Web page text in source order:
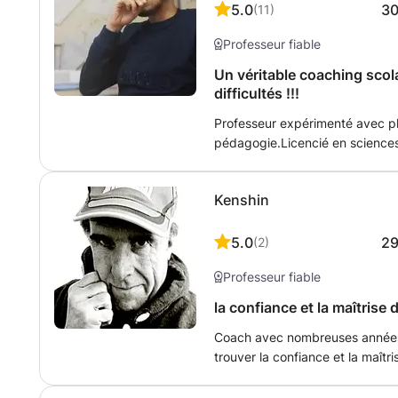
5.0(11)
Professeur fiable
Un véritable coaching
difficultés !!!
Professeur expérimenté avec
pédagogie.Licencié en
difficultés rencontrées et vise
Utilisant différents supports, je
de travail et peut dès lors
divers travaux à effectuer. J'ai
formations dans le domaine
communication, psychologie
N'hésitez pas à me contacter
Kenshin
5.0(2)
Professeur fiable
la confiance et la maîtrise
Coach avec nombreuses
trouver la confiance et la